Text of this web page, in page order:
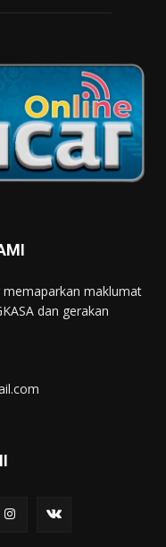
memaparkan maklumat
dan gerakan